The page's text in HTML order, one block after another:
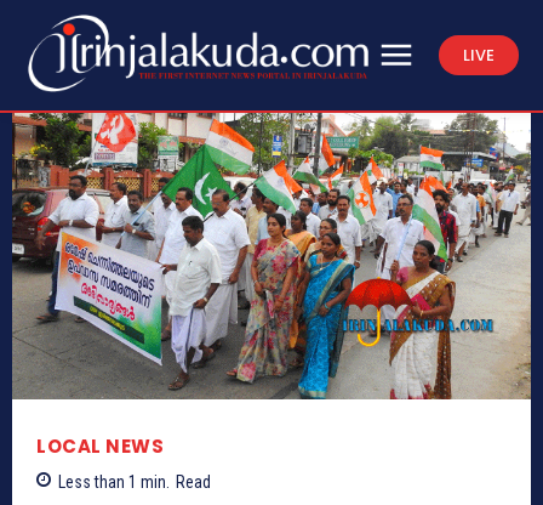
LIVE
LOCAL NEWS
Less than 1 min. Read